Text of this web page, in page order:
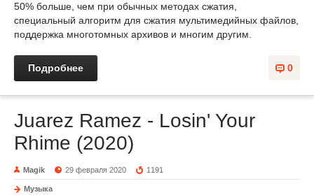
50% больше, чем при обычных методах сжатия,
специальный алгоритм для сжатия мультимедийных файлов,
поддержка многотомных архивов и многим другим.
0
Подробнее
Juarez Ramez - Losin' Your
Rhime (2020)
Magik 29 февраля 2020 1191
Музыка